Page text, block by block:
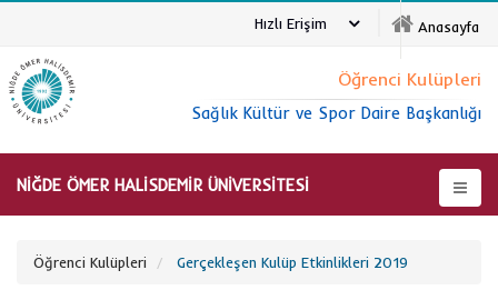
Anasayfa
Hızlı Erişim
NİĞDE ÖMER HALİSDEMİR ÜNİVERSİTESİ
Öğrenci Kulüpleri
Sağlık Kültür ve Spor Daire Başkanlığı
Öğrenci Kulüpleri Gerçekleşen Kulüp Etkinlikleri 2019